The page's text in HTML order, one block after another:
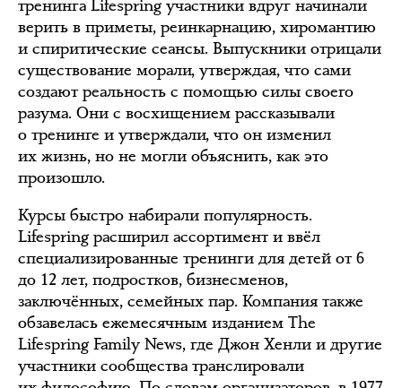
тренинга Lifespring участники вдруг начинали
верить в приметы, реинкарнацию, хиромантию
и спиритические сеансы. Выпускники отрицали
существование морали, утверждая, что сами
создают реальность с помощью силы своего
разума. Они с восхищением рассказывали
о тренинге и утверждали, что он изменил
их жизнь, но не могли объяснить, как это
произошло.
Курсы быстро набирали популярность.
Lifespring расширил ассортимент и ввёл
специализированные тренинги для детей от 6
до 12 лет, подростков, бизнесменов,
заключённых, семейных пар. Компания также
обзавелась ежемесячным изданием The
Lifespring Family News, где Джон Хенли и другие
участники сообщества транслировали